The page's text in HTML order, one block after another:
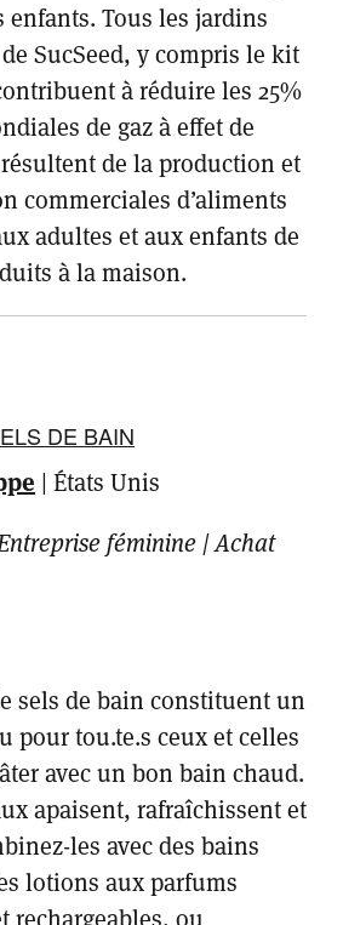
enfants. Tous les jardins
SucSeed, y compris le kit
à réduire les 25%
de gaz à effet de
de la production et
commerciales d’aliments
adultes et aux enfants de
à la maison.
DE BAIN
| États Unis
féminine | Achat
sels de bain constituent un
pour tou.te.s ceux et celles
avec un bon bain chaud.
apaisent, rafraîchissent et
les avec des bains
lotions aux parfums